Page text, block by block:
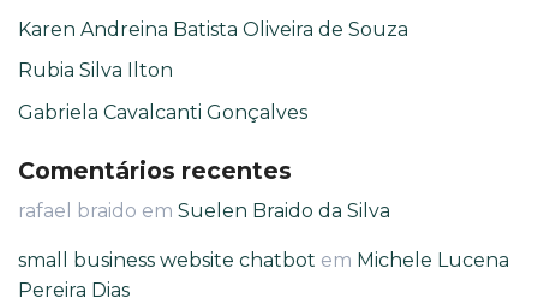
Karen Andreina Batista Oliveira de Souza
Rubia Silva Ilton
Gabriela Cavalcanti Gonçalves
Comentários recentes
rafael braido em Suelen Braido da Silva
small business website chatbot em Michele Lucena
Pereira Dias